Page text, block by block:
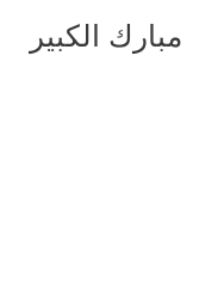
مبارك الكبير